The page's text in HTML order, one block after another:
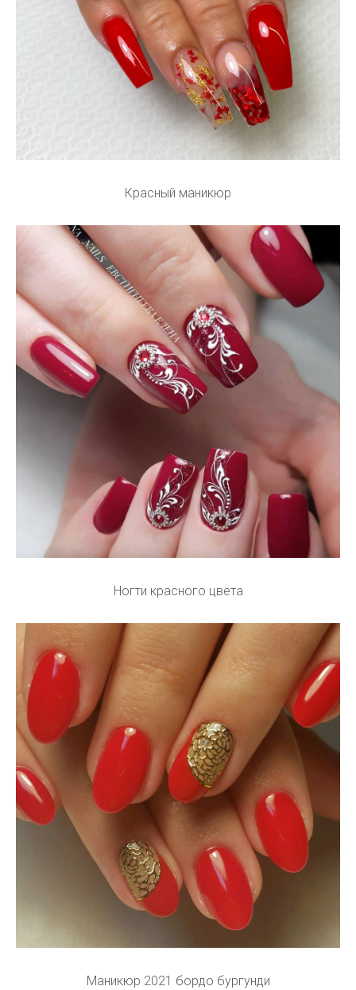
Красный маникюр
Ногти красного цвета
Маникюр 2021 бордо бургунди